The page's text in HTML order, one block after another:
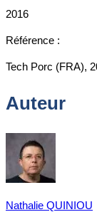
2016
Référence :
Tech Porc (FRA),
Auteur
Nathalie QUINIOU